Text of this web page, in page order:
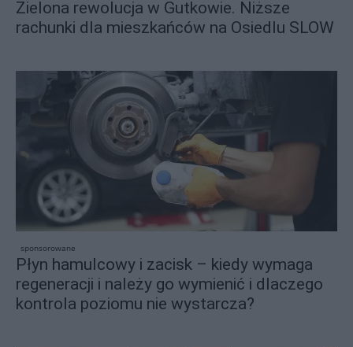
Zielona rewolucja w Gutkowie. Niższe
rachunki dla mieszkańców na Osiedlu SLOW
sponsorowane
Płyn hamulcowy i zacisk – kiedy wymaga
regeneracji i należy go wymienić i dlaczego
kontrola poziomu nie wystarcza?